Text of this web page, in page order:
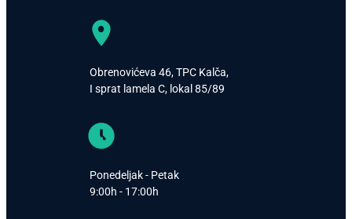
Obrenovićeva 46, TPC Kalča,
I sprat lamela C, lokal 85/89
Ponedeljak - Petak
9:00h - 17:00h